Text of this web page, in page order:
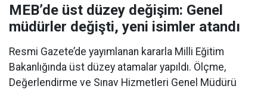
MEB’de üst düzey değişim: Genel
müdürler değişti, yeni isimler atandı
Resmi Gazete’de yayımlanan kararla Milli Eğitim
Bakanlığında üst düzey atamalar yapıldı. Ölçme,
Değerlendirme ve Sınav Hizmetleri Genel Müdürü